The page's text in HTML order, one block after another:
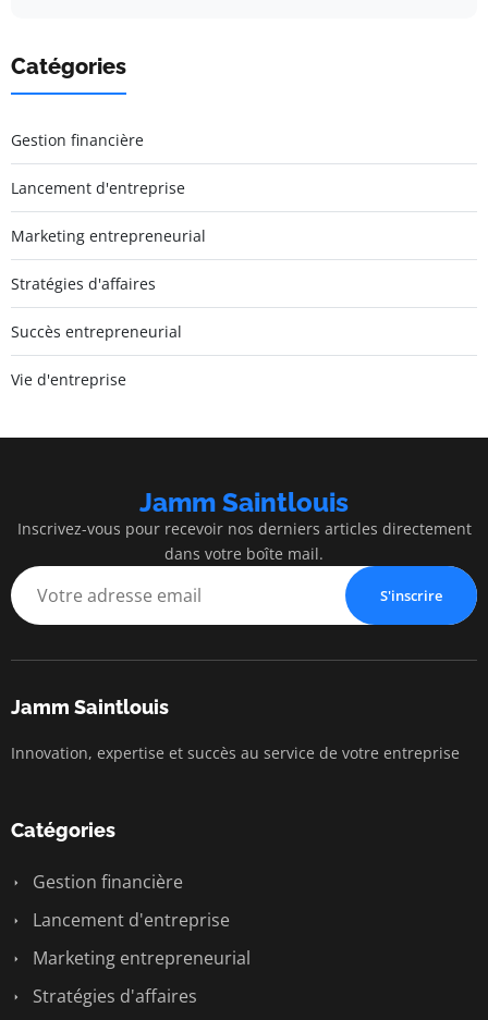
Catégories
Gestion financière
Lancement d'entreprise
Marketing entrepreneurial
Stratégies d'affaires
Succès entrepreneurial
Vie d'entreprise
Jamm Saintlouis
Inscrivez-vous pour recevoir nos derniers articles directement
dans votre boîte mail.
S'inscrire
Jamm Saintlouis
Innovation, expertise et succès au service de votre entreprise
Catégories
Gestion financière
Lancement d'entreprise
Marketing entrepreneurial
Stratégies d'affaires